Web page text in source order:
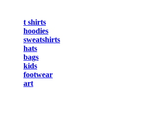
t shirts
hoodies
sweatshirts
hats
bags
kids
footwear
art